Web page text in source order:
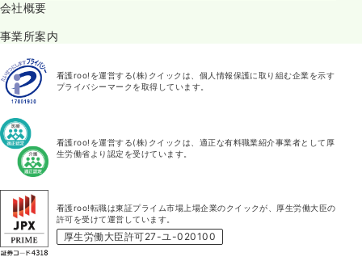
会社概要
事業所案内
看護roo!を運営する(株)クイックは、個人情報保護に取り組む企業を示す
プライバシーマークを取得しています。
看護roo!を運営する(株)クイックは、適正な有料職業紹介事業者として厚
生労働省より認定を受けています。
看護roo!転職は東証プライム市場上場企業のクイックが、厚生労働大臣の
許可を受けて運営しています。
厚生労働大臣許可27-ユ-020100